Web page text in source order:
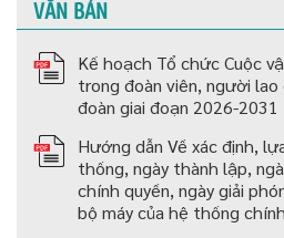
VĂN BẢN
Kế hoạch Tổ chức Cuộc
trong đoàn viên, người lao
đoàn giai đoạn 2026-2031
Hướng dẫn Về xác định,
thống, ngày thành lập,
chính quyền, ngày giải
bộ máy của hệ thống